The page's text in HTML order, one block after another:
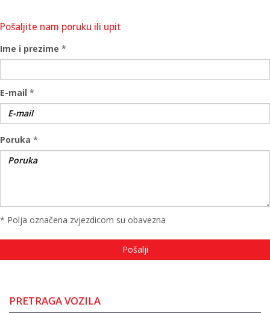
Pošaljite nam poruku ili upit
Ime i prezime *
E-mail *
Poruka *
* Polja označena zvjezdicom su obavezna
PRETRAGA VOZILA